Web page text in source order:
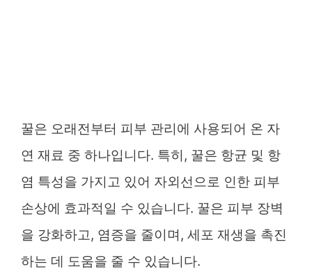
꿀은 오래전부터 피부 관리에 사용되어 온 자
연 재료 중 하나입니다. 특히, 꿀은 항균 및 항
염 특성을 가지고 있어 자외선으로 인한 피부
손상에 효과적일 수 있습니다. 꿀은 피부 장벽
을 강화하고, 염증을 줄이며, 세포 재생을 촉진
하는 데 도움을 줄 수 있습니다.